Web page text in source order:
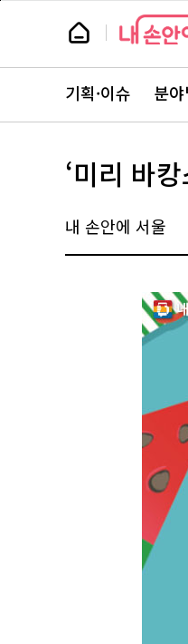
본
뉴
스
뉴
스
주
서
바
로
기획·이슈 분
‘미리 바
내 손안에 서울
페